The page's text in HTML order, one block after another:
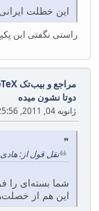
این خطلت
راستی نگفتی این
مراجع و بیب‌تک BibTeX
دوتا نشون میده
ژانویه 04, 2011, 07:25:56 بعد از ظهر
نقل قول از: هادی صفی اقدم در
شما بسته‌ای را
این هم از